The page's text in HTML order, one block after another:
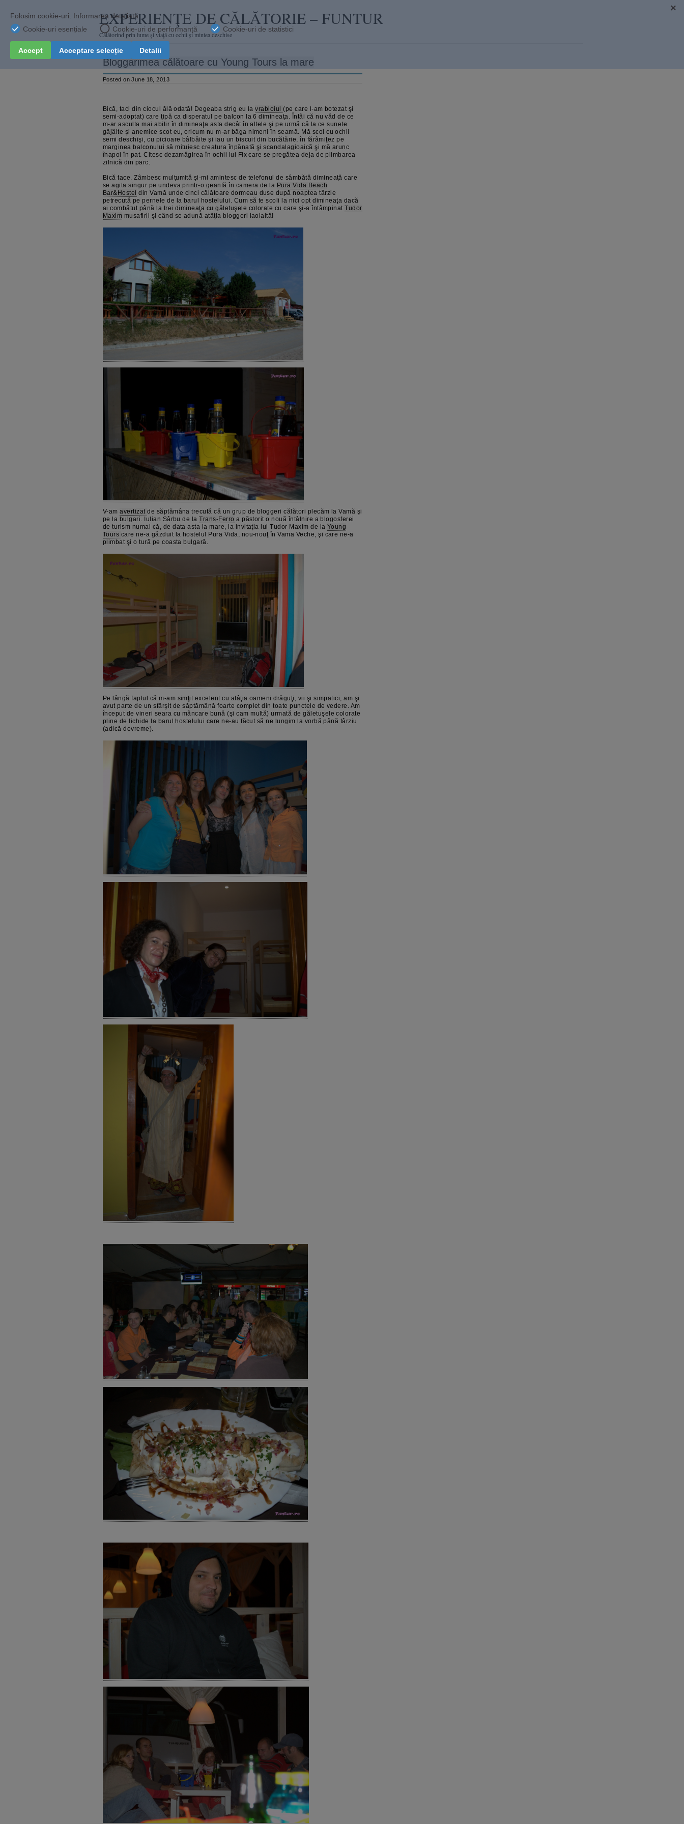
EXPERIENŢE DE CĂLĂTORIE – FUNTUR
Călătorind prin lume şi viaţă cu ochii și mintea deschise
Bloggarimea călătoare cu Young Tours la mare
Posted on June 18, 2013
Bică, taci din ciocul ălă odată! Degeaba strig eu lavrabioiul(pe care l-am botezat şi
semi-adoptat) care ţipă ca disperatul pe balcon la 6 dimineaţa. Întâi că nu văd de ce
m-ar asculta mai abitir în dimineaţa asta decât în altele şi pe urmă că la ce sunete
gâjâite şi anemice scot eu, oricum nu m-ar băga nimeni în seamă. Mă scol cu ochii
semi deschişi, cu picioare bâlbâite şi iau un biscuit din bucătărie, în fărâmiţez pe
marginea balconului să mituiesc creatura înpănată şi scandalagioaică şi mă arunc
înapoi în pat. Citesc dezamăgirea în ochii lui Fix care se pregătea deja de plimbarea
zilnică din parc.
Bică tace. Zâmbesc mulţumită şi-mi amintesc de telefonul de sâmbătă dimineaţă care
se agita singur pe undeva printr-o geantă în camera de la Pura Vida Beach
Bar&Hostel din Vamă unde cinci călătoare dormeau duse după noaptea târzie
petrecută pe pernele de la barul hostelului. Cum să te scoli la nici opt dimineaţa dacă
ai combătut până la trei dimineaţa cu găletuşele colorate cu care şi-a întâmpinatTudor
Maxim musafirii şi când se adună atâţia bloggeri laolaltă!
V-amavertizatde săptămâna trecută că un grup de bloggeri călători plecăm la Vamă şi
pe la bulgari. Iulian Sârbu de laTrans-Ferro a păstorit o nouă întâlnire a blogosferei
de turism numai că, de data asta la mare, la invitaţia lui Tudor Maxim de la Young
Tours care ne-a găzduit la hostelul Pura Vida, nou-nouţ în Vama Veche, şi care ne-a
plimbat şi o tură pe coasta bulgară.
Pe lângă faptul că m-am simţit excelent cu atâţia oameni drăguţi, vii şi simpatici, am şi
avut parte de un sfârşit de săptămână foarte complet din toate punctele de vedere. Am
început de vineri seara cu mâncare bună (şi cam multă) urmată de găletuşele colorate
pline de lichide la barul hostelului care ne-au făcut să ne lungim la vorbă până târziu
(adică devreme).